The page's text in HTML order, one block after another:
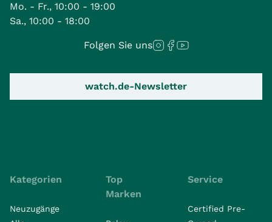
Mo. - Fr., 10:00 - 19:00
Sa., 10:00 - 18:00
Folgen Sie uns
watch.de-Newsletter
Kategorien
Neuzugänge
Top
Marken
Service
Certified Pre-